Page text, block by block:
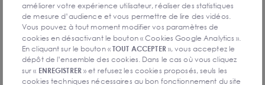
Diagnostics DPE en cours de réalisation
Indice d'émission de gaz à effet de serre
améliorer votre expérience utilisateur, réaliser des statistiques
de mesure d’audience et vous permettre de lire des vidéos.
Vous pouvez à tout moment modifier vos paramètres de
cookies en désactivant le bouton « Cookies Google Analytics ».
En cliquant sur le bouton «TOUT ACCEPTER», vous acceptez le
dépôt de l’ensemble des cookies. Dans le cas où vous cliquez
sur « ENREGISTRER» et refusez les cookies proposés, seuls les
cookies techniques nécessaires au bon fonctionnement du site